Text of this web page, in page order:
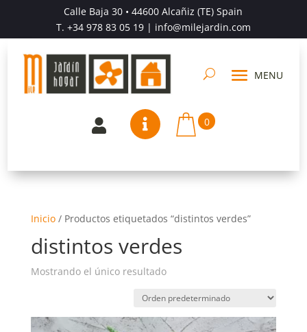
Calle Baja 30 • 44600 Alcañiz (TE) Spain
T. +34 978 83 05 19| info@milejardin.com
  0
Inicio/ Productos etiquetados “distintos verdes”
distintos verdes
Mostrando el único resultado